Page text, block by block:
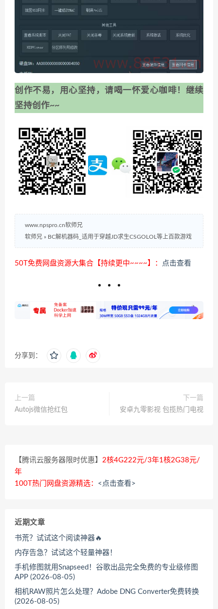
创作不易，用心坚持，请喝一怀爱心咖啡！继续
坚持创作~~
www.npspro.cn软师兄
软师兄 » BC解机器码_适用于穿越JD求生CSGOLOL等上百款游戏
50T免费网盘资源大集合【持续更中~~~~】： 点击查看
分享到：
上一篇
Autojs微信抢红包
下一篇
安卓九零影视 包揽热门电视
【腾讯云服务器限时优惠】 2核4G222元/3年1核2G38元/
年
100T热门网盘资源精选： <点击查看>
近期文章
书荒？试试这个阅读神器🔥
内存告急？试试这个轻量神器！
手机修图就用Snapseed！谷歌出品完全免费的专业级修图
APP (2026-08-05)
相机RAW照片怎么处理？Adobe DNG Converter免费转换
(2026-08-05)